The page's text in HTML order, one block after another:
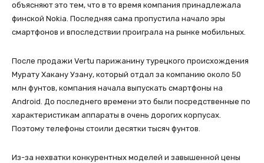
объясняют это тем, что в то время компания принадлежала
финской Nokia. Последняя сама пропустила начало эры
смартфонов и впоследствии проиграла на рынке мобильных.
После продажи Vertu парижанину турецкого происхождения
Мурату Хакану Узану, который отдал за компанию около 50
млн фунтов, компания начала выпускать смартфоны на
Android. До последнего времени это были посредственные по
характеристикам аппараты в очень дорогих корпусах.
Поэтому телефоны стоили десятки тысяч фунтов.
Из-за нехватки конкурентных моделей и завышенной цены